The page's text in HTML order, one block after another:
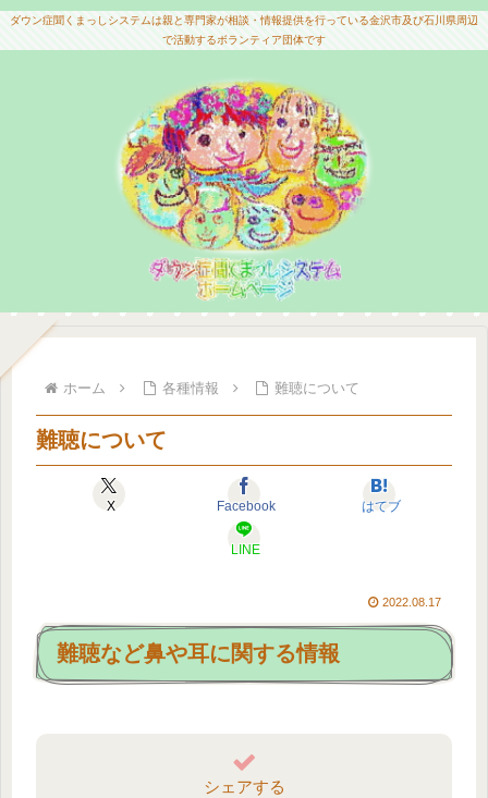
ダウン症聞くまっしシステムは親と専門家が相談・情報提供を行っている金沢市及び石川県周辺
で活動するボランティア団体です
ホーム 各種情報 難聴について
難聴について
X Facebook はてブ
LINE
2022.08.17
難聴など鼻や耳に関する情報
シェアする